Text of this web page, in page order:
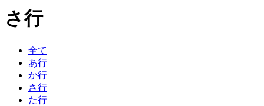
さ行
全て
あ行
か行
さ行
た行